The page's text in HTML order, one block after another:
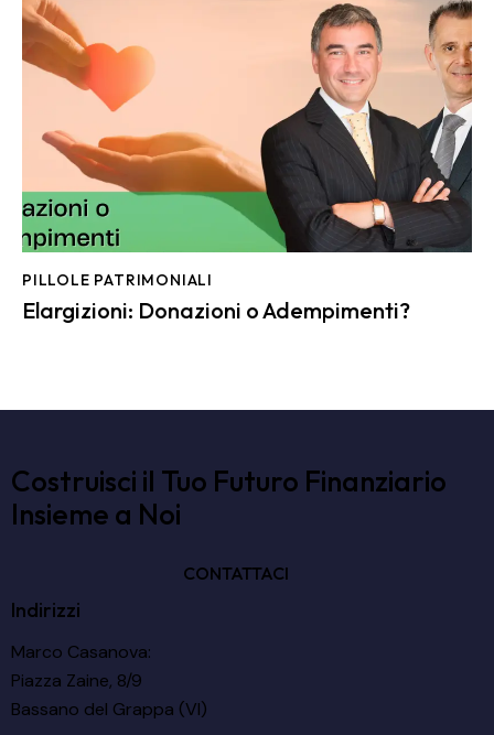
PILLOLE PATRIMONIALI
Elargizioni: Donazioni o Adempimenti?
Costruisci il Tuo Futuro Finanziario
Insieme a Noi
CONTATTACI
Indirizzi
Marco Casanova:
Piazza Zaine, 8/9
Bassano del Grappa (VI)